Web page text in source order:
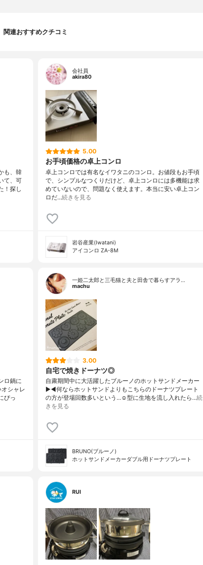
関連おすすめクチコミ
も、韓
て、可
！探し
会社員
akira80
5.00
お手頃価格の卓上コンロ
卓上コンロでは有名なイワタニのコンロ。お値段もお手頃
で、シンプルなつくりだけど、卓上コンロには多機能は求
めていないので、問題なく使えます。本当に安い卓上コン
ロだ…続きを見る
岩谷産業(Iwatani)
アイコンロ ZA-8M
ロ鍋に
シャレ
ぴっ
一姫二太郎と三毛猫と夫と田舎で暮らすアラ…
machu
3.00
自宅で焼きドーナツ◎
自粛期間中に大活躍したブルーノのホットサンドメーカー
▶︎◀︎何ならホットサンドよりもこちらのドーナツプレート
の方が登場回数多いという…☺︎型に生地を流し入れたら…続
きを見る
BRUNO(ブルーノ)
ホットサンドメーカーダブル用ドーナツプレート
RUI